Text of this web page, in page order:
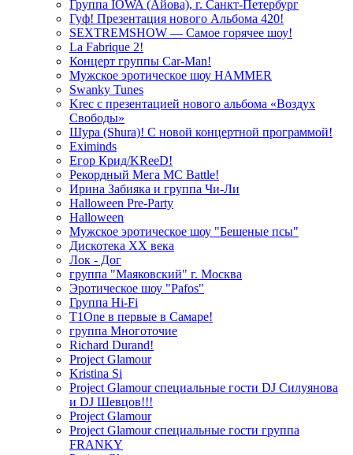
Группа IOWA (Айова), г. Санкт-Петербург
Гуф! Презентация нового Альбома 420!
SEXTREMSHOW — Самое горячее шоу!
La Fabrique 2!
Концерт группы Car-Man!
Мужское эротическое шоу HAMMER
Swanky Tunes
Krec с презентацией нового альбома «Воздух
Свободы»
Шура (Shura)! С новой концертной программой!
Eximinds
Егор Крид/KReeD!
Рекордный Мега МС Battle!
Ирина Забияка и группа Чи-Ли
Halloween Pre-Party
Halloween
Мужское эротическое шоу "Бешеные псы"
Дискотека ХХ века
Лок - Дог
группа "Маяковский" г. Москва
Эротическое шоу "Pafos"
Группа Hi-Fi
T1One в первые в Самаре!
группа Многоточие
Richard Durand!
Project Glamour
Kristina Si
Project Glamour специальные гости DJ Силуянова
и DJ Шевцов!!!
Project Glamour
Project Glamour специальные гости группа
FRANKY